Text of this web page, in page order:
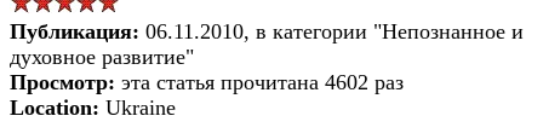
Публикация: 06.11.2010, в категории "Непознанное и
духовное развитие"
Просмотр: эта статья прочитана 4602 раз
Location: Ukraine